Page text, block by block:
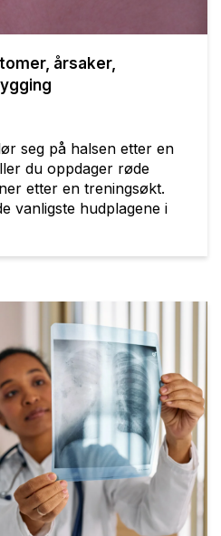
årsaker,
seg på halsen etter en
du oppdager røde
etter en treningsøkt.
vanligste hudplagene i